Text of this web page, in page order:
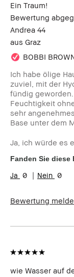
Ein Traum!
Bewertung
Andrea 44
aus Graz
BOBBI
Ich habe ölige
zuviel, mit der
fündig
Feuchtigkeit
sehr
Base unter dem
Ja, ich würde es
Fanden Sie
0 0
Bewertung
wie Wasser auf